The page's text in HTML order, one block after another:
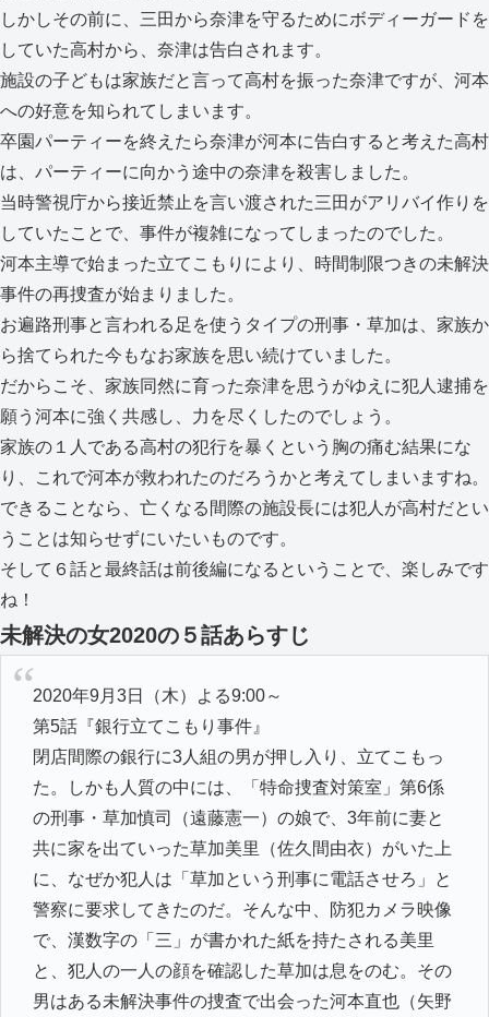
しかしその前に、三田から奈津を守るためにボディーガードを
していた高村から、奈津は告白されます。
施設の子どもは家族だと言って高村を振った奈津ですが、河本
への好意を知られてしまいます。
卒園パーティーを終えたら奈津が河本に告白すると考えた高村
は、パーティーに向かう途中の奈津を殺害しました。
当時警視庁から接近禁止を言い渡された三田がアリバイ作りを
していたことで、事件が複雑になってしまったのでした。
河本主導で始まった立てこもりにより、時間制限つきの未解決
事件の再捜査が始まりました。
お遍路刑事と言われる足を使うタイプの刑事・草加は、家族か
ら捨てられた今もなお家族を思い続けていました。
だからこそ、家族同然に育った奈津を思うがゆえに犯人逮捕を
願う河本に強く共感し、力を尽くしたのでしょう。
家族の１人である高村の犯行を暴くという胸の痛む結果にな
り、これで河本が救われたのだろうかと考えてしまいますね。
できることなら、亡くなる間際の施設長には犯人が高村だとい
うことは知らせずにいたいものです。
そして６話と最終話は前後編になるということで、楽しみです
ね！
未解決の女2020の５話あらすじ
2020年9月3日（木）よる9:00～
第5話『銀行立てこもり事件』
閉店間際の銀行に3人組の男が押し入り、立てこもっ
た。しかも人質の中には、「特命捜査対策室」第6係
の刑事・草加慎司（遠藤憲一）の娘で、3年前に妻と
共に家を出ていった草加美里（佐久間由衣）がいた上
に、なぜか犯人は「草加という刑事に電話させろ」と
警察に要求してきたのだ。そんな中、防犯カメラ映像
で、漢数字の「三」が書かれた紙を持たされる美里
と、犯人の一人の顔を確認した草加は息をのむ。その
男はある未解決事件の捜査で出会った河本直也（矢野